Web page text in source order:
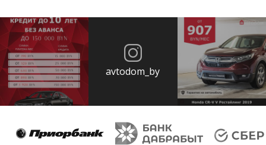
avtodom_by